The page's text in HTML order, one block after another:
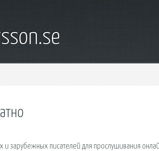
и зарубежных писателей для прослушивания